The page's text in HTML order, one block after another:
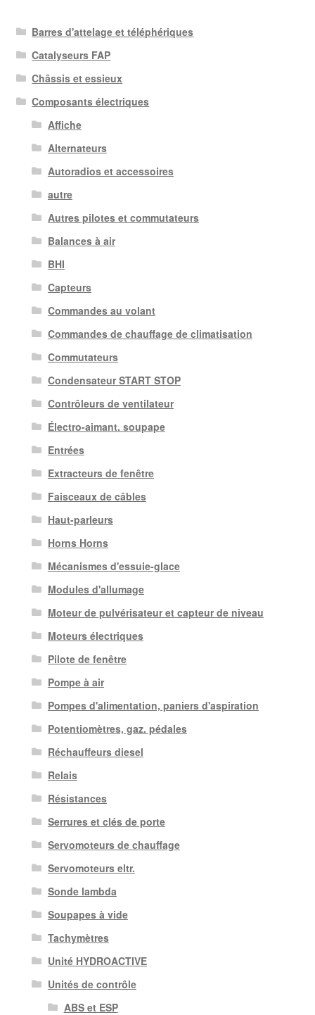
Barres d'attelage et téléphériques
Catalyseurs FAP
Châssis et essieux
Composants électriques
Affiche
Alternateurs
Autoradios et accessoires
autre
Autres pilotes et commutateurs
Balances à air
BHI
Capteurs
Commandes au volant
Commandes de chauffage de climatisation
Commutateurs
Condensateur START STOP
Contrôleurs de ventilateur
Électro-aimant. soupape
Entrées
Extracteurs de fenêtre
Faisceaux de câbles
Haut-parleurs
Horns Horns
Mécanismes d'essuie-glace
Modules d'allumage
Moteur de pulvérisateur et capteur de niveau
Moteurs électriques
Pilote de fenêtre
Pompe à air
Pompes d'alimentation, paniers d'aspiration
Potentiomètres, gaz. pédales
Réchauffeurs diesel
Relais
Résistances
Serrures et clés de porte
Servomoteurs de chauffage
Servomoteurs eltr.
Sonde lambda
Soupapes à vide
Tachymètres
Unité HYDROACTIVE
Unités de contrôle
ABS et ESP